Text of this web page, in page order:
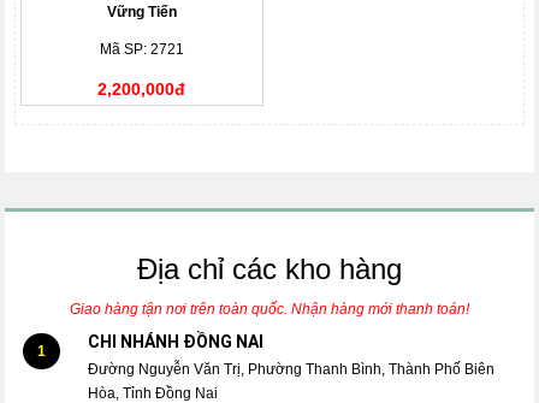
Vững Tiến
Mã SP: 2721
2,200,000đ
Địa chỉ các kho hàng
Giao hàng tận nơi trên toàn quốc. Nhận hàng mới thanh toán!
1 CHI NHÁNH ĐỒNG NAI
Đường Nguyễn Văn Trị, Phường Thanh Bình, Thành Phố Biên
Hòa, Tỉnh Đồng Nai